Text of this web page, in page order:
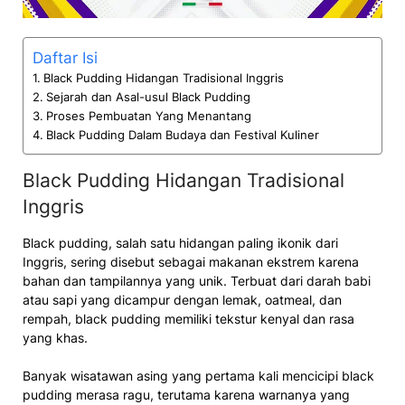
Daftar Isi
Black Pudding Hidangan Tradisional Inggris
Sejarah dan Asal-usul Black Pudding
Proses Pembuatan Yang Menantang
Black Pudding Dalam Budaya dan Festival Kuliner
Black Pudding Hidangan Tradisional
Inggris
Black pudding, salah satu hidangan paling ikonik dari
Inggris, sering disebut sebagai makanan ekstrem karena
bahan dan tampilannya yang unik. Terbuat dari darah babi
atau sapi yang dicampur dengan lemak, oatmeal, dan
rempah, black pudding memiliki tekstur kenyal dan rasa
yang khas.
Banyak wisatawan asing yang pertama kali mencicipi black
pudding merasa ragu, terutama karena warnanya yang